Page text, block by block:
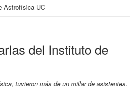
Astrofísica UC
del Instituto de
tuvieron más de un millar de asistentes.